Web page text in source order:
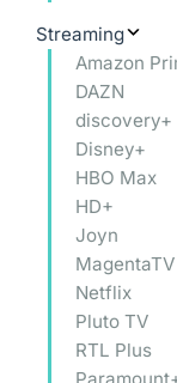
Streaming
Amazon
DAZN
discovery+
Disney+
HBO Max
HD+
Joyn
MagentaTV
Netflix
Pluto TV
RTL Plus